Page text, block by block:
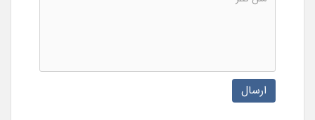
ارسال